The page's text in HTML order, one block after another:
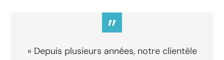
”
« Depuis plusieurs années, notre clientèle